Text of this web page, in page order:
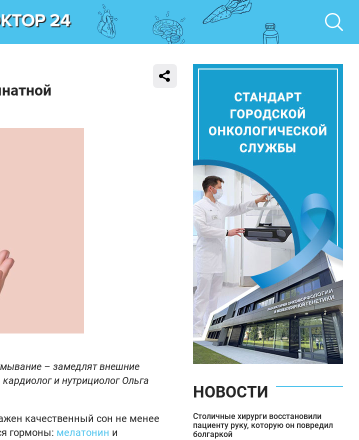
– замедлят внешние
и нутрициолог Ольга
качественный сон не менее
гормоны: мелатонин и
НОВОСТИ
Столичные хирурги восстановили
пациенту руку, которую он повредил
болгаркой